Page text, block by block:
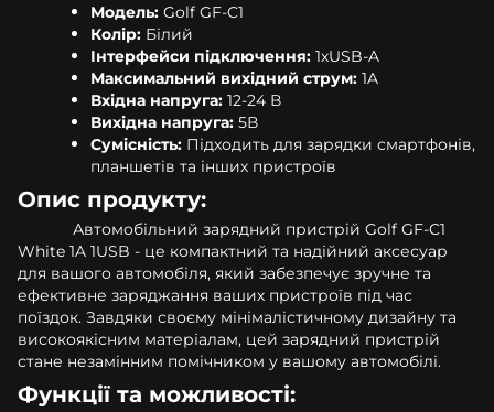
Модель: Golf GF-C1
Колір: Білий
Інтерфейси підключення: 1xUSB-A
Максимальний вихідний струм: 1A
Вхідна напруга: 12-24 В
Вихідна напруга: 5В
Сумісність: Підходить для зарядки смартфонів,
планшетів та інших пристроїв
Опис продукту:
Автомобільний зарядний пристрій Golf GF-C1
White 1A 1USB - це компактний та надійний аксесуар
для вашого автомобіля, який забезпечує зручне та
ефективне заряджання ваших пристроїв під час
поїздок. Завдяки своєму мінімалістичному дизайну та
високоякісним матеріалам, цей зарядний пристрій
стане незамінним помічником у вашому автомобілі.
Функції та можливості: